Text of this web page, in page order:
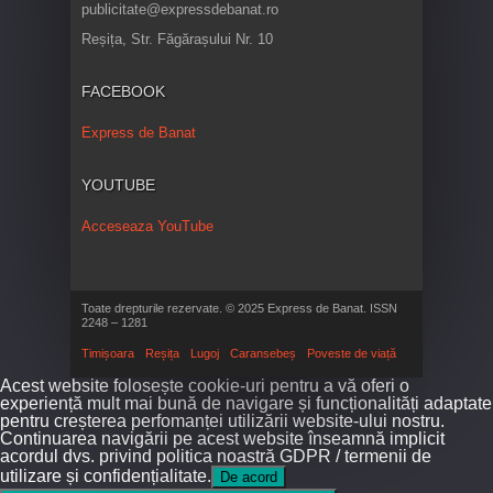
publicitate@expressdebanat.ro
Reșița, Str. Făgărașului Nr. 10
FACEBOOK
Express de Banat
YOUTUBE
Acceseaza YouTube
Toate drepturile rezervate. © 2025 Express de Banat. ISSN
2248 – 1281
Timișoara Reșița Lugoj Caransebeș Poveste de viață
Acest website folosește cookie-uri pentru a vă oferi o
experiență mult mai bună de navigare și funcționalități adaptate
pentru creșterea perfomanței utilizării website-ului nostru.
Continuarea navigării pe acest website înseamnă implicit
acordul dvs. privind politica noastră GDPR / termenii de
utilizare și confidențialitate.
De acord